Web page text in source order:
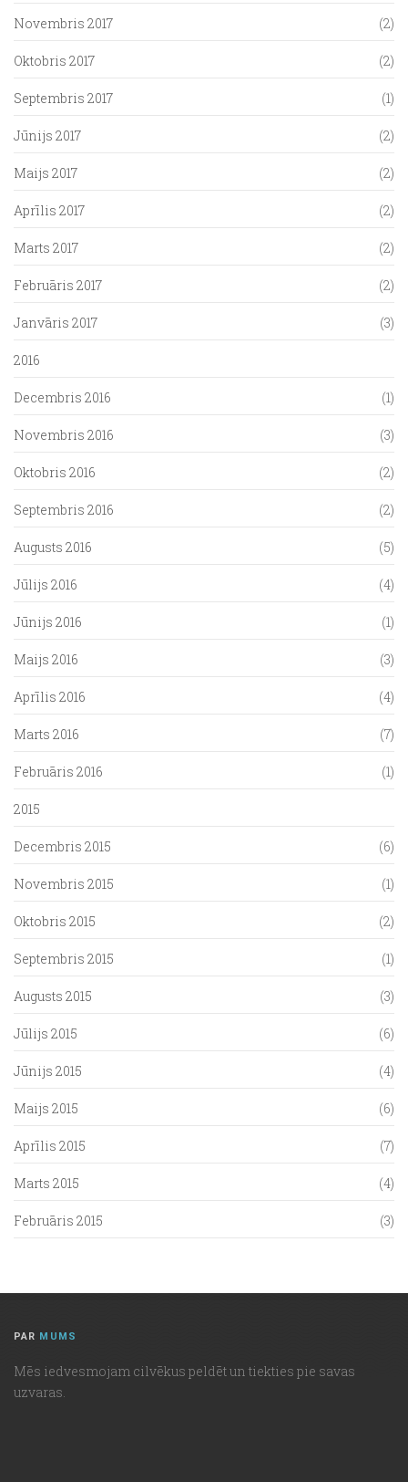
Novembris 2017 (2)
Oktobris 2017 (2)
Septembris 2017 (1)
Jūnijs 2017 (2)
Maijs 2017 (2)
Aprīlis 2017 (2)
Marts 2017 (2)
Februāris 2017 (2)
Janvāris 2017 (3)
2016
Decembris 2016 (1)
Novembris 2016 (3)
Oktobris 2016 (2)
Septembris 2016 (2)
Augusts 2016 (5)
Jūlijs 2016 (4)
Jūnijs 2016 (1)
Maijs 2016 (3)
Aprīlis 2016 (4)
Marts 2016 (7)
Februāris 2016 (1)
2015
Decembris 2015 (6)
Novembris 2015 (1)
Oktobris 2015 (2)
Septembris 2015 (1)
Augusts 2015 (3)
Jūlijs 2015 (6)
Jūnijs 2015 (4)
Maijs 2015 (6)
Aprīlis 2015 (7)
Marts 2015 (4)
Februāris 2015 (3)
PAR MUMS
Mēs iedvesmojam cilvēkus peldēt un tiekties pie savas
uzvaras.